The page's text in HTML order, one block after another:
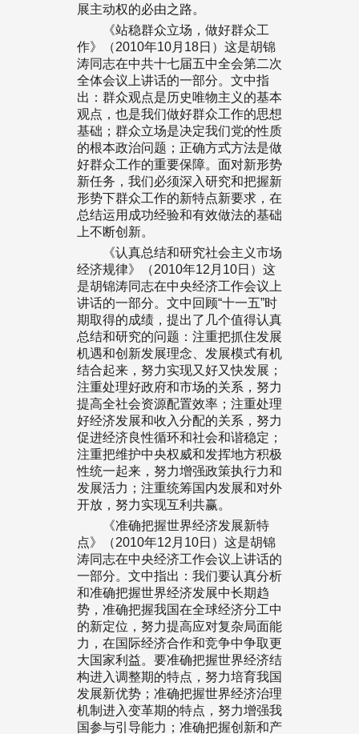
展主动权的必由之路。
《站稳群众立场，做好群众工
作》（2010年10月18日）这是胡锦
涛同志在中共十七届五中全会第二次
全体会议上讲话的一部分。文中指
出：群众观点是历史唯物主义的基本
观点，也是我们做好群众工作的思想
基础；群众立场是决定我们党的性质
的根本政治问题；正确方式方法是做
好群众工作的重要保障。面对新形势
新任务，我们必须深入研究和把握新
形势下群众工作的新特点新要求，在
总结运用成功经验和有效做法的基础
上不断创新。
《认真总结和研究社会主义市场
经济规律》（2010年12月10日）这
是胡锦涛同志在中央经济工作会议上
讲话的一部分。文中回顾“十一五”时
期取得的成绩，提出了几个值得认真
总结和研究的问题：注重把抓住发展
机遇和创新发展理念、发展模式有机
结合起来，努力实现又好又快发展；
注重处理好政府和市场的关系，努力
提高全社会资源配置效率；注重处理
好经济发展和收入分配的关系，努力
促进经济良性循环和社会和谐稳定；
注重把维护中央权威和发挥地方积极
性统一起来，努力增强政策执行力和
发展活力；注重统筹国内发展和对外
开放，努力实现互利共赢。
《准确把握世界经济发展新特
点》（2010年12月10日）这是胡锦
涛同志在中央经济工作会议上讲话的
一部分。文中指出：我们要认真分析
和准确把握世界经济发展中长期趋
势，准确把握我国在全球经济分工中
的新定位，努力提高应对复杂局面能
力，在国际经济合作和竞争中争取更
大国家利益。要准确把握世界经济结
构进入调整期的特点，努力培育我国
发展新优势；准确把握世界经济治理
机制进入变革期的特点，努力增强我
国参与引导能力；准确把握创新和产